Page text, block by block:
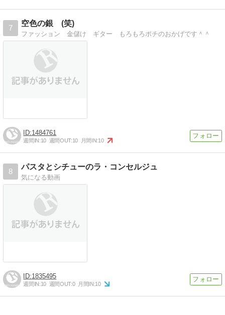
7
空色の銀 (笑)
ファッション 金儲け ギター もろもろポチのおかげです＾＾
1484761
週間IN:10 週間OUT:10 月間IN:10
8
パスタとシチューのラ・コンセルジュ
気になる動画
1835495
週間IN:10 週間OUT:0 月間IN:10